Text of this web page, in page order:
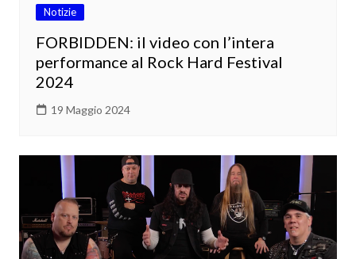
Notizie
FORBIDDEN: il video con l’intera
performance al Rock Hard Festival
2024
19 Maggio 2024